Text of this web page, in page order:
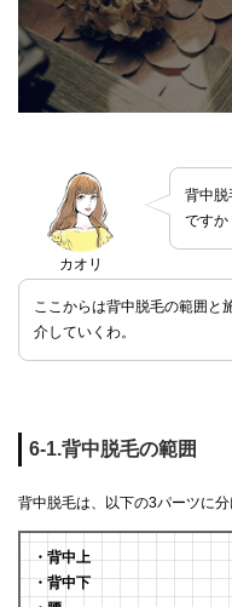
カオリ
背中脱
ですか
ここからは背中脱毛の範囲と
介していくわ。
6-1.背中脱毛の範囲
背中脱毛は、以下の3パーツに分
・背中上
・背中下